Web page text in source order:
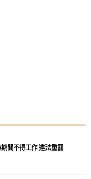
間不得工作 違法重罰